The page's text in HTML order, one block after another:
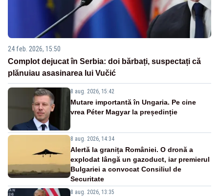
24 feb. 2026, 15:50
Complot dejucat în Serbia: doi bărbați, suspectați că
plănuiau asasinarea lui Vučić
8 aug. 2026, 15:42
Mutare importantă în Ungaria. Pe cine
vrea Péter Magyar la președinție
8 aug. 2026, 14:34
Alertă la granița României. O dronă a
explodat lângă un gazoduct, iar premierul
Bulgariei a convocat Consiliul de
Securitate
8 aug. 2026, 13:35